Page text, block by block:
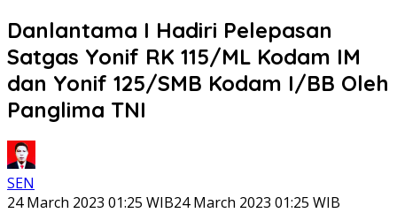
Danlantama I Hadiri Pelepasan
Satgas Yonif RK 115/ML Kodam IM
dan Yonif 125/SMB Kodam I/BB Oleh
Panglima TNI
SEN
24 March 2023 01:25 WIB24 March 2023 01:25 WIB